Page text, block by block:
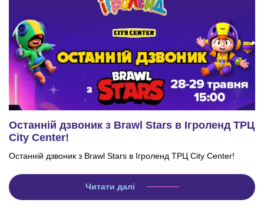
Останній дзвоник з Brawl Stars в Ігроленд ТРЦ
City Center!
Останній дзвоник з Brawl Stars в Ігроленд ТРЦ City Center!
Читати далі